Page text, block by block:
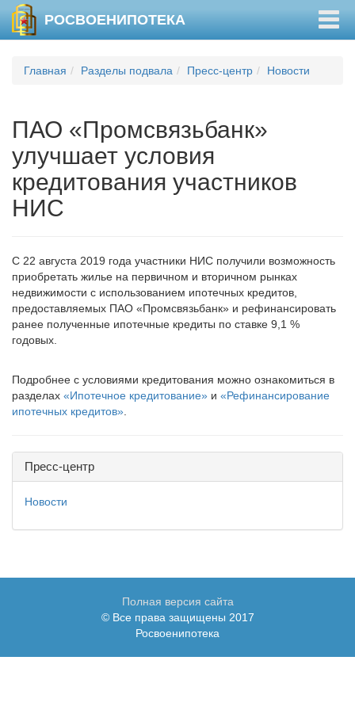
РОСВОЕНИПОТЕКА
Главная Разделы подвала Пресс-центр Новости
ПАО «Промсвязьбанк»
улучшает условия
кредитования участников
НИС
С 22 августа 2019 года участники НИС получили возможность
приобретать жилье на первичном и вторичном рынках
недвижимости с использованием ипотечных кредитов,
предоставляемых ПАО «Промсвязьбанк» и рефинансировать
ранее полученные ипотечные кредиты по ставке 9,1 %
годовых.
Подробнее с условиями кредитования можно ознакомиться в
разделах «Ипотечное кредитование» и «Рефинансирование
ипотечных кредитов»
Пресс-центр
Новости
Полная версия сайта
© Все права защищены 2017
Росвоенипотека